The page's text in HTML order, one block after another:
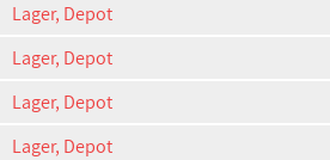
Lager, Depot
Lager, Depot
Lager, Depot
Lager, Depot